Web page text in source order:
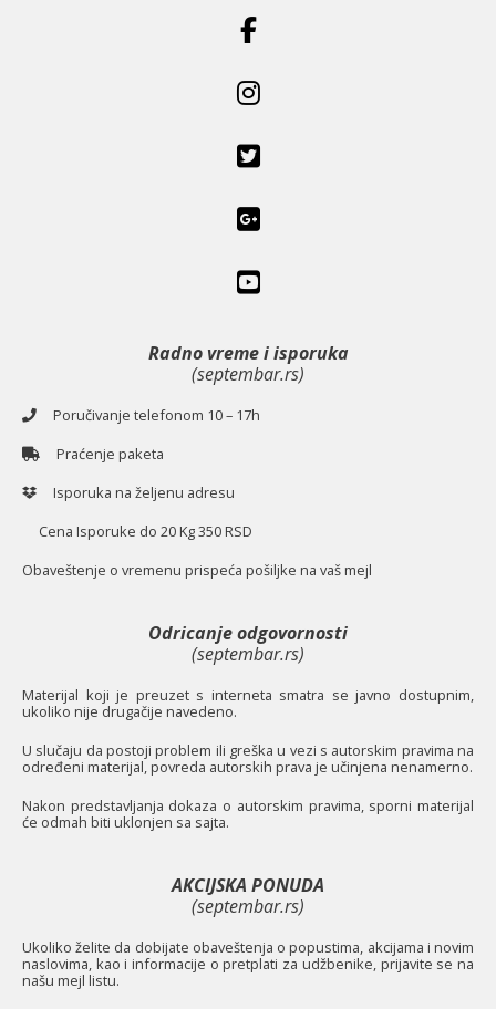
Radno vreme i isporuka
(septembar.rs)
Poručivanje telefonom 10 – 17h
Praćenje paketa
Isporuka na željenu adresu
Cena Isporuke do 20 Kg 350 RSD
Obaveštenje o vremenu prispeća pošiljke na vaš mejl
Odricanje odgovornosti
(septembar.rs)
Materijal koji je preuzet s interneta smatra se javno dostupnim,
ukoliko nije drugačije navedeno.
U slučaju da postoji problem ili greška u vezi s autorskim pravima na
određeni materijal, povreda autorskih prava je učinjena nenamerno.
Nakon predstavljanja dokaza o autorskim pravima, sporni materijal
će odmah biti uklonjen sa sajta.
AKCIJSKA PONUDA
(septembar.rs)
Ukoliko želite da dobijate obaveštenja o popustima, akcijama i novim
naslovima, kao i informacije o pretplati za udžbenike, prijavite se na
našu mejl listu.